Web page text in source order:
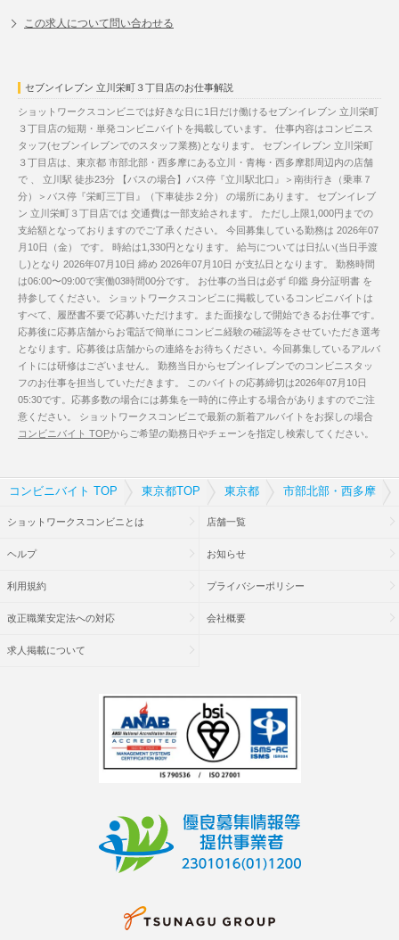
この求人について問い合わせる
セブンイレブン 立川栄町３丁目店のお仕事解説
ショットワークスコンビニでは好きな日に1日だけ働けるセブンイレブン 立川栄町
３丁目店の短期・単発コンビニバイトを掲載しています。 仕事内容はコンビニス
タッフ(セブンイレブンでのスタッフ業務)となります。 セブンイレブン 立川栄町
３丁目店は、東京都 市部北部・西多摩にある立川・青梅・西多摩郡周辺内の店舗
で 、 立川駅 徒歩23分 【バスの場合】バス停『立川駅北口』＞南街行き（乗車７
分）＞バス停『栄町三丁目』（下車徒歩２分） の場所にあります。 セブンイレブ
ン 立川栄町３丁目店では 交通費は一部支給されます。 ただし上限1,000円までの
支給額となっておりますのでご了承ください。 今回募集している勤務は 2026年07
月10日（金） です。 時給は1,330円となります。 給与については日払い(当日手渡
し)となり 2026年07月10日 締め 2026年07月10日 が支払日となります。 勤務時間
は06:00〜09:00で実働03時間00分です。 お仕事の当日は必ず 印鑑 身分証明書 を
持参してください。 ショットワークスコンビニに掲載しているコンビニバイトは
すべて、履歴書不要で応募いただけます。また面接なしで開始できるお仕事です。
応募後に応募店舗からお電話で簡単にコンビニ経験の確認等をさせていただき選考
となります。応募後は店舗からの連絡をお待ちください。今回募集しているアルバ
イトには研修はございません。 勤務当日からセブンイレブンでのコンビニスタッ
フのお仕事を担当していただきます。 このバイトの応募締切は2026年07月10日
05:30です。応募多数の場合には募集を一時的に停止する場合がありますのでご注
意ください。 ショットワークスコンビニで最新の新着アルバイトをお探しの場合
コンビニバイト TOPからご希望の勤務日やチェーンを指定し検索してください。
コンビニバイト TOP 東京都TOP 東京都 市部北部・西多摩
ショットワークスコンビニとは 店舗一覧
ヘルプ お知らせ
利用規約 プライバシーポリシー
改正職業安定法への対応 会社概要
求人掲載について